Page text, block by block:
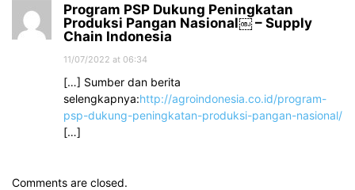
Program PSP Dukung Peningkatan
Produksi Pangan Nasional￼ – Supply
Chain Indonesia
11/07/2022 at 06:34
[…] Sumber dan berita
selengkapnya:http://agroindonesia.co.id/program-
psp-dukung-peningkatan-produksi-pangan-nasional/
[…]
Comments are closed.